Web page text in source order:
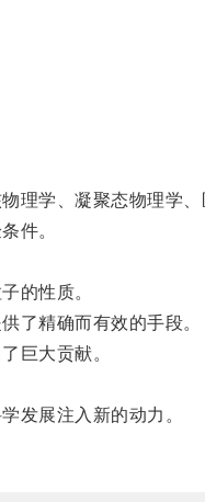
学、凝聚态物理学、
件。
的性质。
了精确而有效的手段。
巨大贡献。
发展注入新的动力。